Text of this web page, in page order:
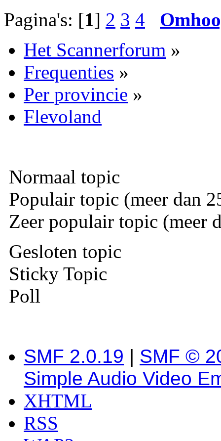
Pagina's: [1] 2 3 4
Het Scannerforum »
Frequenties »
Per provincie »
Flevoland
Normaal topic
Populair topic (meer dan
Zeer populair topic (meer
Gesloten topic
Sticky Topic
Poll
SMF 2.0.19 | SMF ©
Simple Audio Video
XHTML
RSS